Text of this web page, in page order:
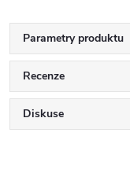
Parametry produktu
Recenze
Diskuse